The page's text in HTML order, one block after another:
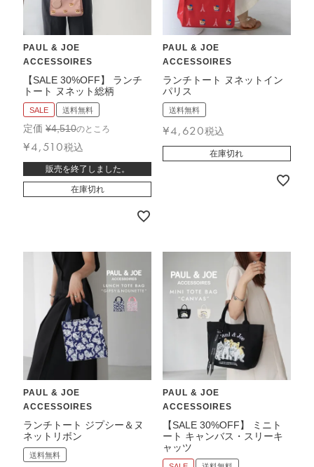
PAUL & JOE
ACCESSOIRES
【SALE 30%OFF】 ランチ
トート ヌネット総柄
SALE 送料無料
定価 ¥4,510のところ
¥4,510税込
販売を終了しました。
在庫切れ
PAUL & JOE
ACCESSOIRES
ランチトート ヌネットイン
パリス
送料無料
¥4,620税込
在庫切れ
PAUL & JOE
ACCESSOIRES
ランチトート ジプシー＆ヌ
ネットリボン
送料無料
PAUL & JOE
ACCESSOIRES
【SALE 30%OFF】 ミニト
ート キャンバス・スリーキ
ャッツ